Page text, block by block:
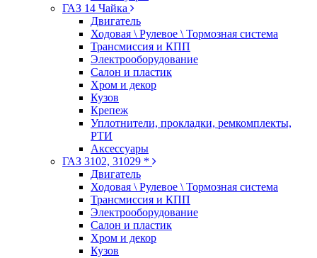
ГАЗ 14 Чайка
Двигатель
Ходовая \ Рулевое \ Тормозная система
Трансмиссия и КПП
Электрооборудование
Салон и пластик
Хром и декор
Кузов
Крепеж
Уплотнители, прокладки, ремкомплекты,
РТИ
Аксессуары
ГАЗ 3102, 31029 *
Двигатель
Ходовая \ Рулевое \ Тормозная система
Трансмиссия и КПП
Электрооборудование
Салон и пластик
Хром и декор
Кузов